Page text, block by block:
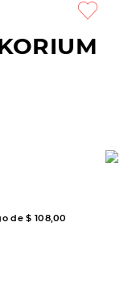
de$ 108,00